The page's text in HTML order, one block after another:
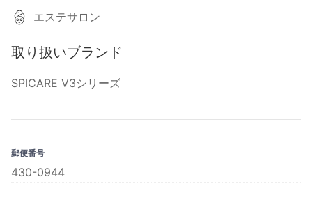
エステサロン
取り扱いブランド
SPICARE V3シリーズ
郵便番号
430-0944